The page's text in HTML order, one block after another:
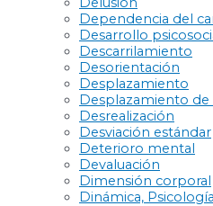
Dependencia del
Desarrollo
Descarrilamiento
Desorientación
Desplazamiento
Desplazamiento de
Desrealización
Desviación estándar
Deterioro mental
Devaluación
Dimensión corporal
Dinámica, Psicología